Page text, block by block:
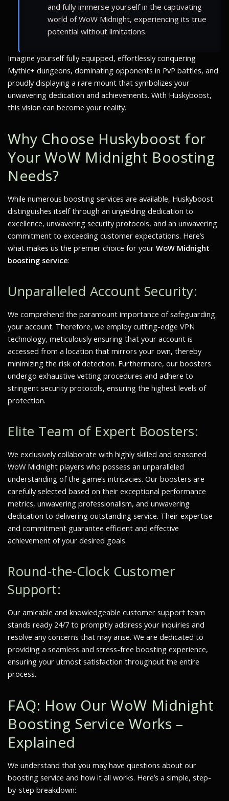
and fully immerse yourself in the captivating
world of WoW Midnight, experiencing its true
potential without limitations.
Imagine yourself fully equipped, effortlessly conquering
Mythic+ dungeons, dominating opponents in PvP battles, and
proudly displaying a rare mount that symbolizes your
unwavering dedication and achievements. With Huskyboost,
this vision can become your reality.
Why Choose Huskyboost for
Your WoW Midnight Boosting
Needs?
While numerous boosting services are available, Huskyboost
distinguishes itself through an unyielding dedication to
excellence, unwavering security protocols, and an unwavering
commitment to exceeding customer expectations. Here’s
what makes us the premier choice for your WoW Midnight
boosting service:
Unparalleled Account Security:
We comprehend the paramount importance of safeguarding
your account. Therefore, we employ cutting-edge VPN
technology, meticulously ensuring that your account is
accessed from a location that mirrors your own, thereby
minimizing the risk of detection. Furthermore, our boosters
undergo exhaustive vetting procedures and adhere to
stringent security protocols, ensuring the highest levels of
protection.
Elite Team of Expert Boosters:
We exclusively collaborate with highly skilled and seasoned
WoW Midnight players who possess an unparalleled
understanding of the game’s intricacies. Our boosters are
carefully selected based on their exceptional performance
metrics, unwavering professionalism, and unwavering
dedication to delivering outstanding service. Their expertise
and commitment guarantee efficient and effective
achievement of your desired goals.
Round-the-Clock Customer
Support:
Our amicable and knowledgeable customer support team
stands ready 24/7 to promptly address your inquiries and
resolve any concerns that may arise. We are dedicated to
providing a seamless and stress-free boosting experience,
ensuring your utmost satisfaction throughout the entire
process.
FAQ: How Our WoW Midnight
Boosting Service Works –
Explained
We understand that you may have questions about our
boosting service and how it all works. Here’s a simple, step-
by-step breakdown: